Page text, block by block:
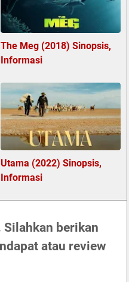
The Meg (2018) Sinopsis,
Informasi
Utama (2022) Sinopsis,
Informasi
Silahkan berikan
atau review